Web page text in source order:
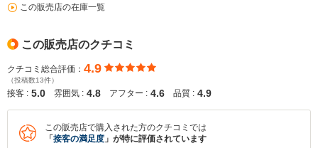
この販売店の在庫一覧
この販売店のクチコミ
クチコミ総合評価： 4.9
（投稿数13件）
接客 : 5.0 雰囲気 : 4.8 アフター : 4.6 品質 : 4.9
この販売店で購入された方のクチコミでは
「 接客の満足度 」が特に評価されています
入力途中の情報を保存しますか？
※次回問い合わせをする際に自動入力されます
いいえ